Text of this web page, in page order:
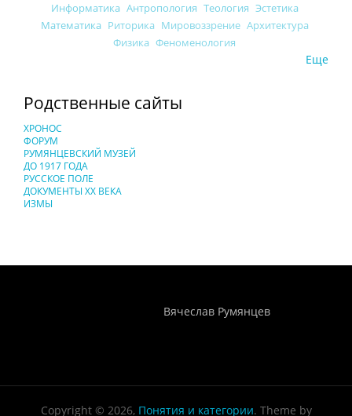
Информатика Антропология Теология Эстетика
Математика Риторика Мировоззрение Архитектура
Физика Феноменология
Еще
Родственные сайты
ХРОНОС
ФОРУМ
РУМЯНЦЕВСКИЙ МУЗЕЙ
ДО 1917 ГОДА
РУССКОЕ ПОЛЕ
ДОКУМЕНТЫ XX ВЕКА
ИЗМЫ
Вячеслав Румянцев
Copyright © 2026, Понятия и категории. Theme by